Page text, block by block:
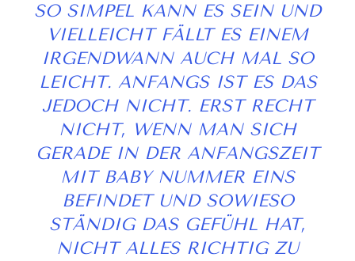
SO SIMPEL KANN ES SEIN UND
VIELLEICHT FÄLLT ES EINEM
IRGENDWANN AUCH MAL SO
LEICHT. ANFANGS IST ES DAS
JEDOCH NICHT. ERST RECHT
NICHT, WENN MAN SICH
GERADE IN DER ANFANGSZEIT
MIT BABY NUMMER EINS
BEFINDET UND SOWIESO
STÄNDIG DAS GEFÜHL HAT,
NICHT ALLES RICHTIG ZU